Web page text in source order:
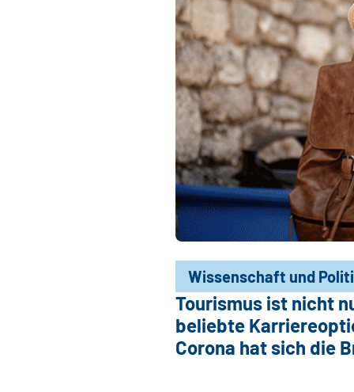
Wissenschaft und
Tourismus ist nicht
beliebte
Corona hat sich die